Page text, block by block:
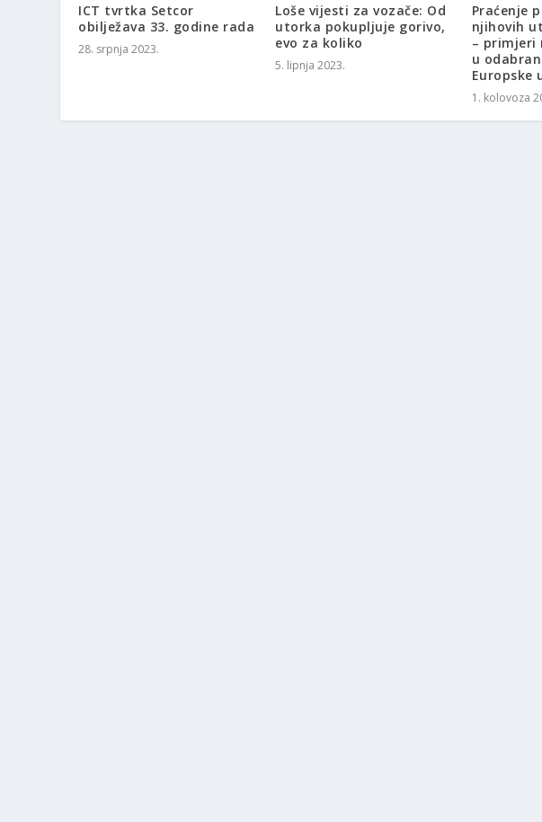
ICT tvrtka Setcor
obilježava 33. godine rada
28. srpnja 2023.
Loše vijesti za vozače: Od
utorka pokupljuje gorivo,
evo za koliko
5. lipnja 2023.
Praćenje
njihovih
– primjeri
u
Europske
1. kolovoza